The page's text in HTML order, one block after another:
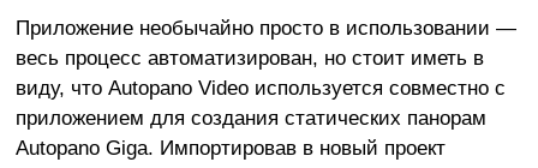
Приложение необычайно просто в использовании —
весь процесс автоматизирован, но стоит иметь в
виду, что Autopano Video используется совместно с
приложением для создания статических панорам
Autopano Giga. Импортировав в новый проект